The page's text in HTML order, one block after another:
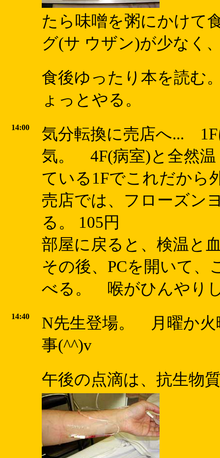
たら味噌を粥にかけ
グ(サ ウザン)が少なく
食後ゆったり本を読
ょっとやる。
14:00
気分転換に売店へ...
気。 4F(病室)と全然
ている1Fでこれだから
売店では、フローズン
る。 105円
部屋に戻ると、検温と
その後、PCを開いて
べる。 喉がひんやり
14:40
N先生登場。 月曜か火
事(^^)v
午後の点滴は、抗生物